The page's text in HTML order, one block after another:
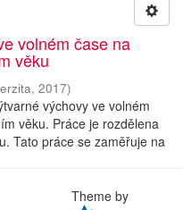
volném čase na
věku
, 2017)
výchovy ve volném
věku. Práce je rozdělena
Tato práce se zaměřuje na
Theme by